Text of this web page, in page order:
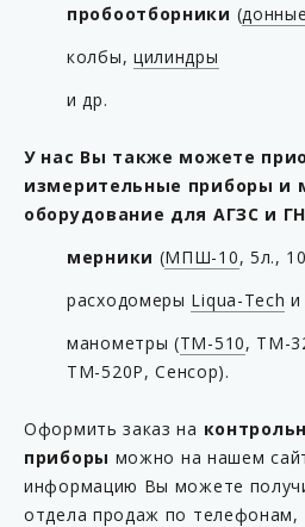
пробоотборники (донные
колбы, цилиндры
и др.
У нас Вы также можете
измерительные приборы и
оборудование для АГЗС и
мерники (МПШ-10, 5л.,
расходомеры Liqua-Tech и
манометры (ТМ-510, ТМ-
ТМ-520Р, Сенсор).
Оформить заказ на
приборы можно на нашем
информацию Вы можете
отдела продаж по телефонам,